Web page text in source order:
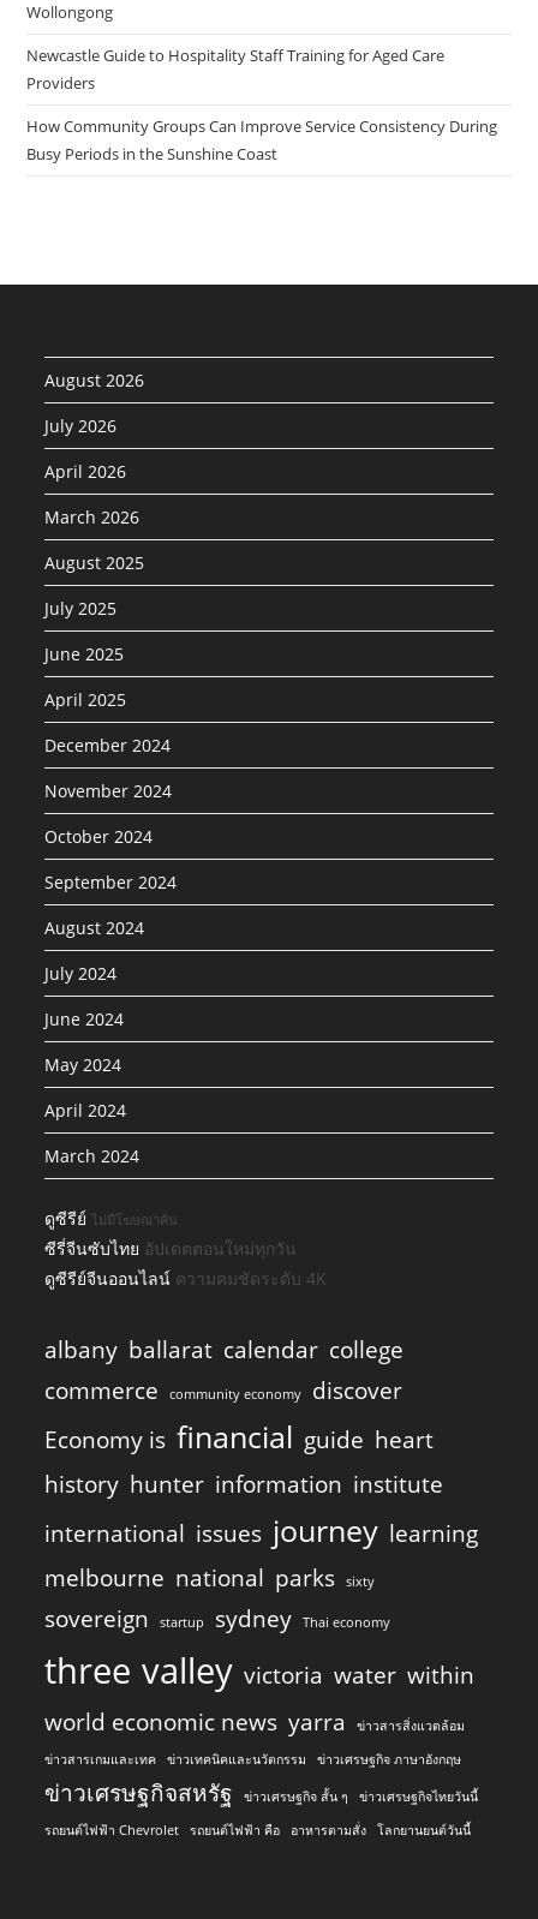
Wollongong
Newcastle Guide to Hospitality Staff Training for Aged Care
Providers
How Community Groups Can Improve Service Consistency During
Busy Periods in the Sunshine Coast
August 2026
July 2026
April 2026
March 2026
August 2025
July 2025
June 2025
April 2025
December 2024
November 2024
October 2024
September 2024
August 2024
July 2024
June 2024
May 2024
April 2024
March 2024
ดูซีรีย์ ไม่มีโฆษณาคั่น
ซีรี่จีนซับไทย อัปเดตตอนใหม่ทุกวัน
ดูซีรีย์จีนออนไลน์ ความคมชัดระดับ 4K
albany ballarat calendar college
commerce
community economy
discover
Economy is financial guide heart
history hunter information institute
international issues journey learning
melbourne national parks sixty
sovereign startup sydney Thai economy
three valley victoria water within
world economic news yarra
ข่าวสารสิ่งแวดล้อม
ข่าวสารเกมและเทค
ข่าวเทคนิคและนวัตกรรม ข่าวเศรษฐกิจ ภาษาอังกฤษ
ข่าวเศรษฐกิจสหรัฐ ข่าวเศรษฐกิจ สั้น ๆ
ข่าวเศรษฐกิจไทยวันนี้
รถยนต์ไฟฟ้า Chevrolet
รถยนต์ไฟฟ้า คือ อาหารตามสั่ง โลกยานยนต์วันนี้